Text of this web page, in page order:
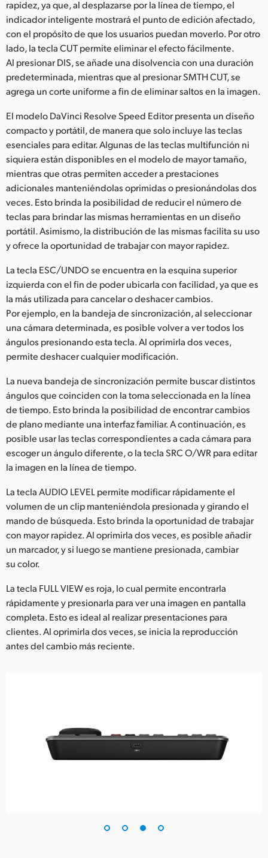
rapidez, ya que, al desplazarse por la línea de tiempo, el
indicador inteligente mostrará el punto de edición afectado,
con el propósito de que los usuarios puedan moverlo. Por otro
lado, la tecla CUT permite eliminar el efecto fácilmente.
Al presionar DIS, se añade una disolvencia con una duración
predeterminada, mientras que al presionar SMTH CUT, se
agrega un corte uniforme a fin de eliminar saltos en la imagen.
El modelo DaVinci Resolve Speed Editor presenta un diseño
compacto y portátil, de manera que solo incluye las teclas
esenciales para editar. Algunas de las teclas multifunción ni
siquiera están disponibles en el modelo de mayor tamaño,
mientras que otras permiten acceder a prestaciones
adicionales manteniéndolas oprimidas o presionándolas dos
veces. Esto brinda la posibilidad de reducir el número de
teclas para brindar las mismas herramientas en un diseño
portátil. Asimismo, la distribución de las mismas facilita su uso
y ofrece la oportunidad de trabajar con mayor rapidez.
La tecla ESC/UNDO se encuentra en la esquina superior
izquierda con el fin de poder ubicarla con facilidad, ya que es
la más utilizada para cancelar o deshacer cambios.
Por ejemplo, en la bandeja de sincronización, al seleccionar
una cámara determinada, es posible volver a ver todos los
ángulos presionando esta tecla. Al oprimirla dos veces,
permite deshacer cualquier modificación.
La nueva bandeja de sincronización permite buscar distintos
ángulos que coinciden con la toma seleccionada en la línea
de tiempo. Esto brinda la posibilidad de encontrar cambios
de plano mediante una interfaz familiar. A continuación, es
posible usar las teclas correspondientes a cada cámara para
escoger un ángulo diferente, o la tecla SRC O/WR para editar
la imagen en la línea de tiempo.
La tecla AUDIO LEVEL permite modificar rápidamente el
volumen de un clip manteniéndola presionada y girando el
mando de búsqueda. Esto brinda la oportunidad de trabajar
con mayor rapidez. Al oprimirla dos veces, es posible añadir
un marcador, y si luego se mantiene presionada, cambiar
su color.
La tecla FULL VIEW es roja, lo cual permite encontrarla
rápidamente y presionarla para ver una imagen en pantalla
completa. Esto es ideal al realizar presentaciones para
clientes. Al oprimirla dos veces, se inicia la reproducción
antes del cambio más reciente.